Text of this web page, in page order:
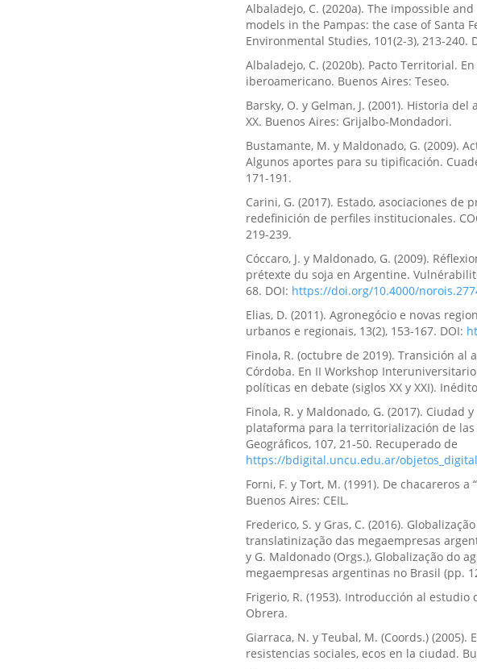
Albaladejo, C. (2020a). The impossible
models in the Pampas: the case of Santa
Environmental Studies, 101(2-3), 213-240.
Albaladejo, C. (2020b). Pacto Territorial.
iberoamericano. Buenos Aires: Teseo.
Barsky, O. y Gelman, J. (2001). Historia
XX. Buenos Aires: Grijalbo-Mondadori.
Bustamante, M. y Maldonado, G. (2009).
Algunos aportes para su tipificación.
171-191.
Carini, G. (2017). Estado, asociaciones de
redefinición de perfiles institucionales.
219-239.
Cóccaro, J. y Maldonado, G. (2009).
prétexte du soja en Argentine.
68. DOI: https://doi.org/10.4000/
Elias, D. (2011). Agronegócio e novas
urbanos e regionais, 13(2), 153-167. DOI:
Finola, R. (octubre de 2019). Transición
Córdoba. En II Workshop
políticas en debate (siglos XX y XXI).
Finola, R. y Maldonado, G. (2017).
plataforma para la territorialización de
Geográficos, 107, 21-50. Recuperado de
https://bdigital.uncu.edu.ar/
Forni, F. y Tort, M. (1991). De chacareros
Buenos Aires: CEIL.
Frederico, S. y Gras, C. (2016).
translatinização das megaempresas
y G. Maldonado (Orgs.), Globalização do
megaempresas argentinas no Brasil (pp.
Frigerio, R. (1953). Introducción al
Obrera.
Giarraca, N. y Teubal, M. (Coords.)
resistencias sociales, ecos en la ciudad.